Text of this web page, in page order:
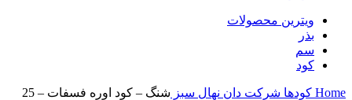
ویترین محصولات
بذر
سم
کود
Home کودها شرکت دان نهال سبز
شنگ – کود اوره فسفات – 25